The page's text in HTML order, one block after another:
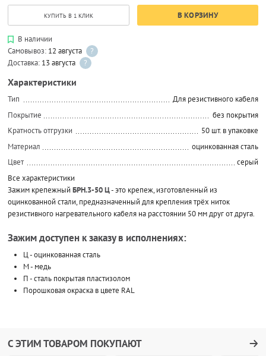
КУПИТЬ В 1 КЛИК В КОРЗИНУ
В наличии
Самовывоз: 12 августа
?
Доставка: 13 августа ?
Характеристики
Тип
Для резистивного кабеля
Покрытие
без покрытия
Кратность отгрузки
50 шт. в упаковке
Материал
оцинкованная сталь
Цвет
серый
Все характеристики
Зажим крепежный БРН.3-50 Ц- это крепеж, изготовленный из
оцинкованной стали, предназначенный для крепления трёх ниток
резистивного нагревательного кабеля на расстоянии 50 мм друг от друга.
Зажим доступен к заказу в исполнениях:
Ц - оцинкованная сталь
М - медь
П - сталь покрытая пластизолом
Порошковая окраска в цвете RAL
С ЭТИМ ТОВАРОМ ПОКУПАЮТ